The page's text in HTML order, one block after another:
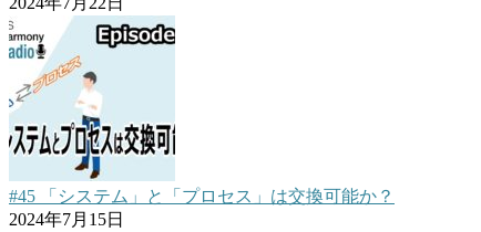
#45 「システム」と「プロセス」は交換可能か？
2024年7月15日